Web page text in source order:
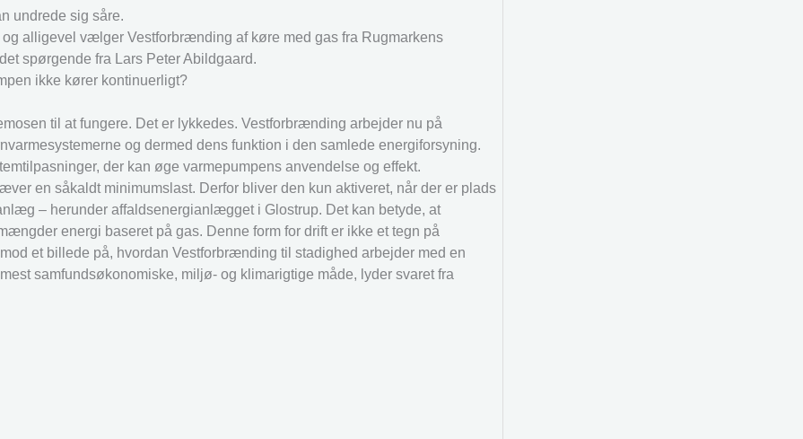
undrede sig såre.
alligevel vælger Vestforbrænding af køre med gas fra Rugmarkens
spørgende fra Lars Peter Abildgaard.
ikke kører kontinuerligt?
til at fungere. Det er lykkedes. Vestforbrænding arbejder nu på
og dermed dens funktion i den samlede energiforsyning.
der kan øge varmepumpens anvendelse og effekt.
en såkaldt minimumslast. Derfor bliver den kun aktiveret, når der er plads
– herunder affaldsenergianlægget i Glostrup. Det kan betyde, at
energi baseret på gas. Denne form for drift er ikke et tegn på
et billede på, hvordan Vestforbrænding til stadighed arbejder med en
samfundsøkonomiske, miljø- og klimarigtige måde, lyder svaret fra